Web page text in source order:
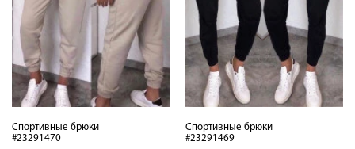
Спортивные брюки
#23291470
Спортивные брюки
#23291469